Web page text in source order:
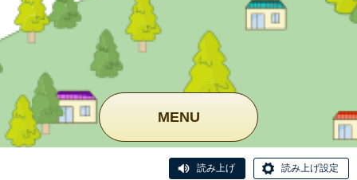
MENU
読み上げ 読み上げ設定